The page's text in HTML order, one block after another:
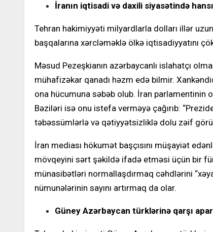
İranın iqtisadi və daxili siyasətində
Tehran hakimiyyəti milyardlarla dolları illər
başqalarına xərcləməklə ölkə iqtisadiyyatını
Məsud Pezeşkianın azərbaycanlı islahatçı
mühafizəkar qanadı həzm edə bilmir.
ona hücumuna səbəb olub. İran parlamentinin
Bəziləri isə onu istefa verməyə çağırıb:
təbəssümlərlə və qətiyyətsizliklə dolu zəif
İran mediası hökumət başçısını müşayiət
mövqeyini sərt şəkildə ifadə etməsi üçün bir
münasibətləri normallaşdırmaq cəhdlərini
nümunələrinin sayını artırmaq da olar.
Güney Azərbaycan türklərinə qarşı